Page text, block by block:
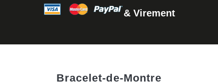
& Virement
Bracelet-de-Montre